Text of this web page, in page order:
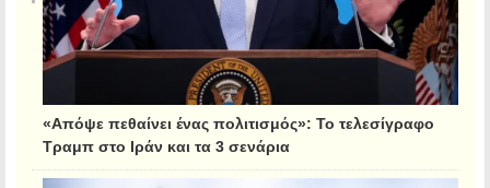
«Απόψε πεθαίνει ένας πολιτισμός»: Το τελεσίγραφο
Τραμπ στο Ιράν και τα 3 σενάρια